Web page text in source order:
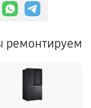
ремонтируем